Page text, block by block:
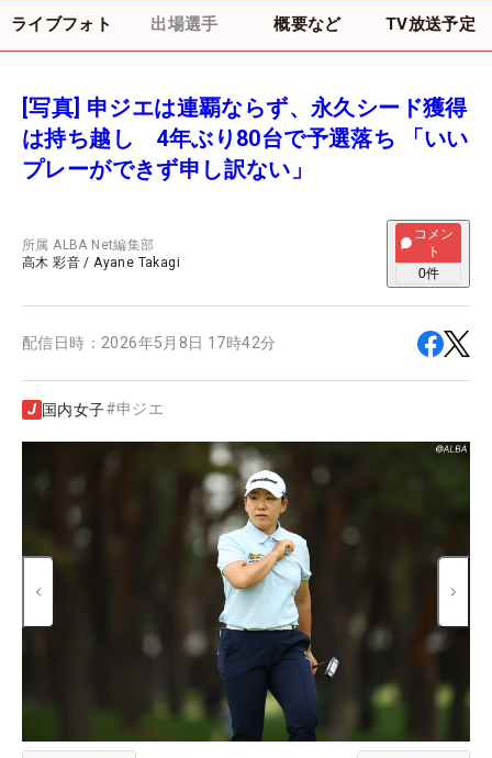
ライブフォト 出場選手 概要など TV放送予定
[写真] 申ジエは連覇ならず、永久シード獲得
は持ち越し 4年ぶり80台で予選落ち 「いい
プレーができず申し訳ない」
所属ALBA Net編集部
高木 彩音 /Ayane Takagi
コメン
ト
0件
配信日時： 2026年5月8日 17時42分
国内女子#申ジエ